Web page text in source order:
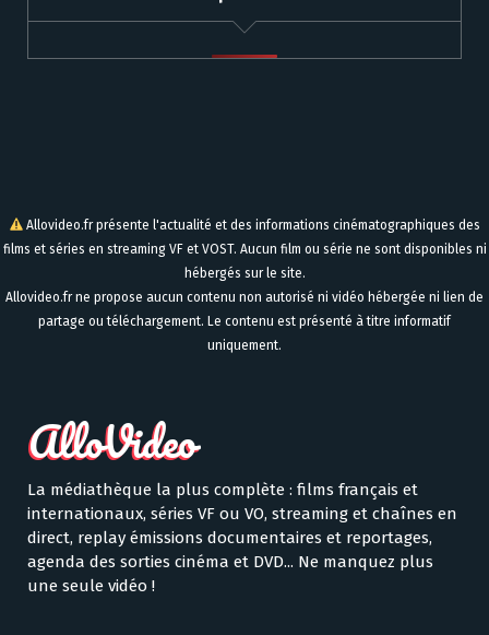
Allovideo.fr présente l'actualité et des informations cinématographiques des
films et séries en streaming VF et VOST. Aucun film ou série ne sont disponibles ni
hébergés sur le site.
Allovideo.fr ne propose aucun contenu non autorisé ni vidéo hébergée ni lien de
partage ou téléchargement. Le contenu est présenté à titre informatif
uniquement.
La médiathèque la plus complète : films français et
internationaux, séries VF ou VO, streaming et chaînes en
direct, replay émissions documentaires et reportages,
agenda des sorties cinéma et DVD... Ne manquez plus
une seule vidéo !